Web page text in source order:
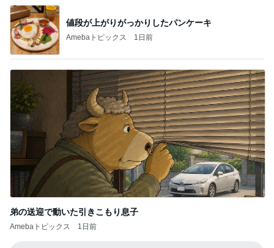
値段が上がりがっかりしたパンケーキ
Amebaトピックス 1日前
弟の送迎で動いた引きこもり息子
Amebaトピックス 1日前